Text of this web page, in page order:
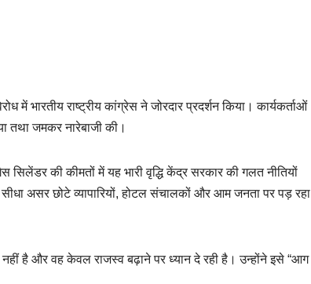
में भारतीय राष्ट्रीय कांग्रेस ने जोरदार प्रदर्शन किया। कार्यकर्ताओं
तथा जमकर नारेबाजी की।
सिलेंडर की कीमतों में यह भारी वृद्धि केंद्र सरकार की गलत नीतियों
असर छोटे व्यापारियों, होटल संचालकों और आम जनता पर पड़ रहा
है और वह केवल राजस्व बढ़ाने पर ध्यान दे रही है। उन्होंने इसे “आग